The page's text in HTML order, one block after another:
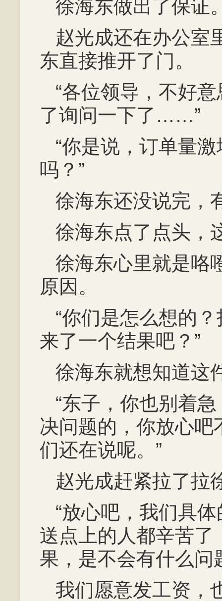
徐海东做出了保证
赵光成还在办公室
东直接推开了门。
“各位领导，不好
了询问一下了……”
“你是说，订单量
吗？”
徐海东还没说完，
徐海东点了点头，
徐海东心里就是咯
原因。
“你们是怎么想的
来了一个结果吧？”
徐海东就想知道这
“东子，你也别着
决问题的，你放心
们还在说呢。”
赵光成赶紧拉了拉
“放心吧，我们具
送点上的人都辛苦了
果，是不会有什么问
我们愿意发工资，